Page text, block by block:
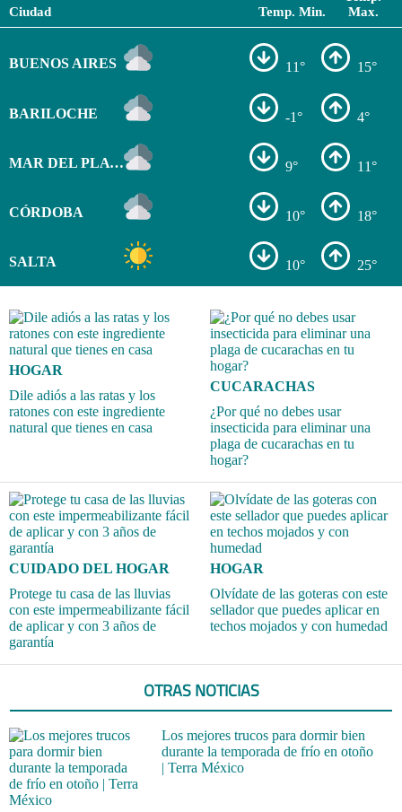
Ciudad Temp. Min.
Max.
BUENOS AIRES 11° 15°
BARILOCHE -1° 4°
MAR DEL PLATA 9° 11°
CÓRDOBA 10° 18°
SALTA 10° 25°
HOGAR
Dile adiós a las ratas y los
ratones con este ingrediente
natural que tienes en casa
CUCARACHAS
¿Por qué no debes usar
insecticida para eliminar una
plaga de cucarachas en tu
hogar?
CUIDADO DEL HOGAR
Protege tu casa de las lluvias
con este impermeabilizante fácil
de aplicar y con 3 años de
garantía
HOGAR
Olvídate de las goteras con este
sellador que puedes aplicar en
techos mojados y con humedad
OTRAS NOTICIAS
Los mejores trucos para dormir bien
durante la temporada de frío en otoño
| Terra México